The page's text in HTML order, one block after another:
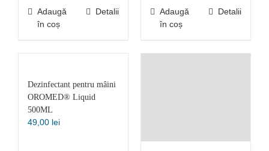
Adaugă
în coș
Detalii
Adaugă
în coș
Detalii
Dezinfectant pentru mâini
OROMED® Liquid
500ML
49,00 lei